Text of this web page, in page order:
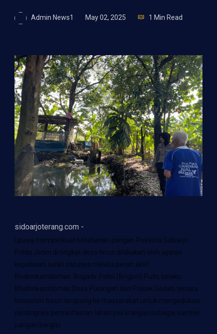
Admin News1 May 02, 2025 1 Min Read
sidoarjoterang.com -
Upaya memperkuat ketahanan pangan Polresta Sidoarjo
Polda Jatim di tingkat desa terus dilakukan oleh jajaran
kepolisian, salah satunya melalui peran aktif
Bhabinkamtibmas. Brigadir Polisi (Brigpol) Putri, selaku
Bhabinkamtibmas Desa Pulungan dari Polsek Sedati, secara
konsisten turun langsung ke masyarakat untuk mengedukasi
pentingnya pemanfaatan lahan pekarangan sebagai sumber
pangan bergizi.